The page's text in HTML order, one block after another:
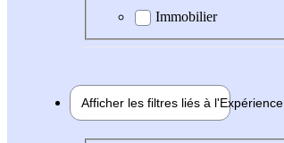
Immobilier
Afficher les filtres liés à l'Expérience